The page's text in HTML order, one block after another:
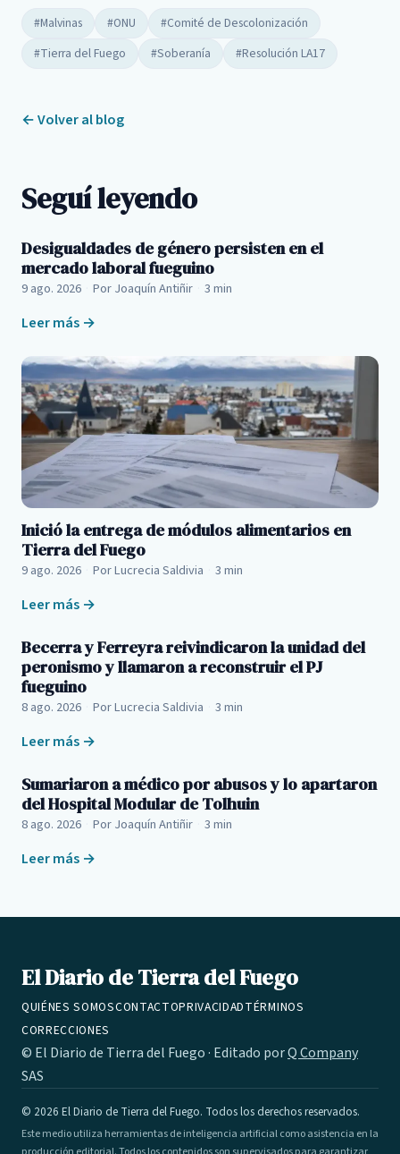
#Malvinas #ONU
#Comité de Descolonización
#Tierra del Fuego
#Soberanía #Resolución LA17
← Volver al blog
Seguí leyendo
Desigualdades de género persisten en el
mercado laboral fueguino
9 ago. 2026 Por Joaquín Antiñir 3 min
Leer más →
Inició la entrega de módulos alimentarios en
Tierra del Fuego
9 ago. 2026 Por Lucrecia Saldivia 3 min
Leer más →
Becerra y Ferreyra reivindicaron la unidad del
peronismo y llamaron a reconstruir el PJ
fueguino
8 ago. 2026 Por Lucrecia Saldivia 3 min
Leer más →
Sumariaron a médico por abusos y lo apartaron
del Hospital Modular de Tolhuin
8 ago. 2026 Por Joaquín Antiñir 3 min
Leer más →
El Diario de Tierra del Fuego
QUIÉNES SOMOSCONTACTOPRIVACIDADTÉRMINOS
CORRECCIONES
© El Diario de Tierra del Fuego · Editado porQ Company
SAS
© 2026 El Diario de Tierra del Fuego. Todos los derechos reservados.
Este medio utiliza herramientas de inteligencia artificial como asistencia en la